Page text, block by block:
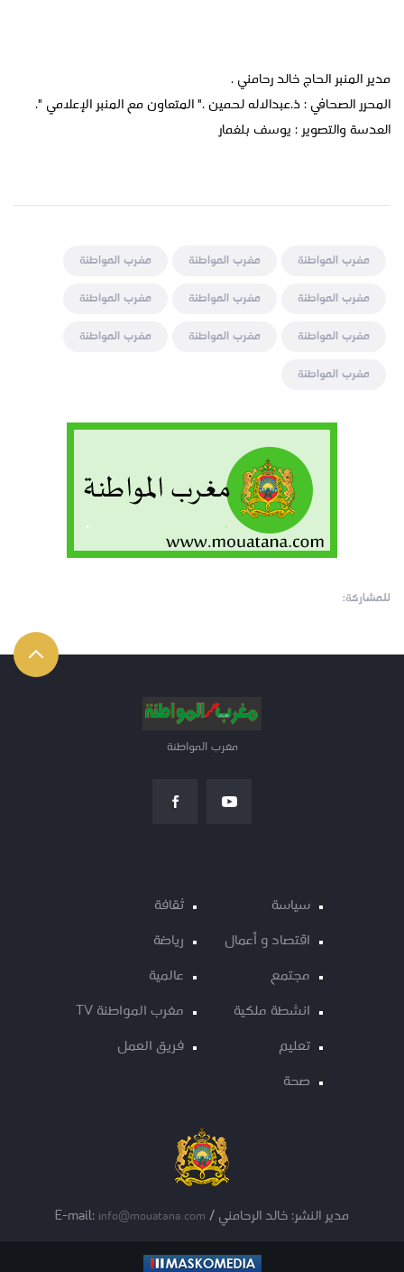
مدير المنبر الحاج خالد رحامني .
المحرر الصحافي : ذ.عبدالاله لحمين ." المتعاون مع المنبر الإعلامي ".
العدسة والتصوير : يوسف بلغمار
مغرب المواطنة مغرب المواطنة
مغرب المواطنة
مغرب المواطنة
مغرب المواطنة
مغرب المواطنة
مغرب المواطنة
مغرب المواطنة
مغرب المواطنة
مغرب المواطنة
للمشاركة:
مغرب المواطنة
سياسة
اقتصاد و أعمال
مجتمع
انشطة ملكية
تعليم
صحة
ثقافة
رياضة
عالمية
مغرب المواطنة TV
فريق العمل
مدير النشر: خالد الرحامني / E-mail: info@mouatana.com